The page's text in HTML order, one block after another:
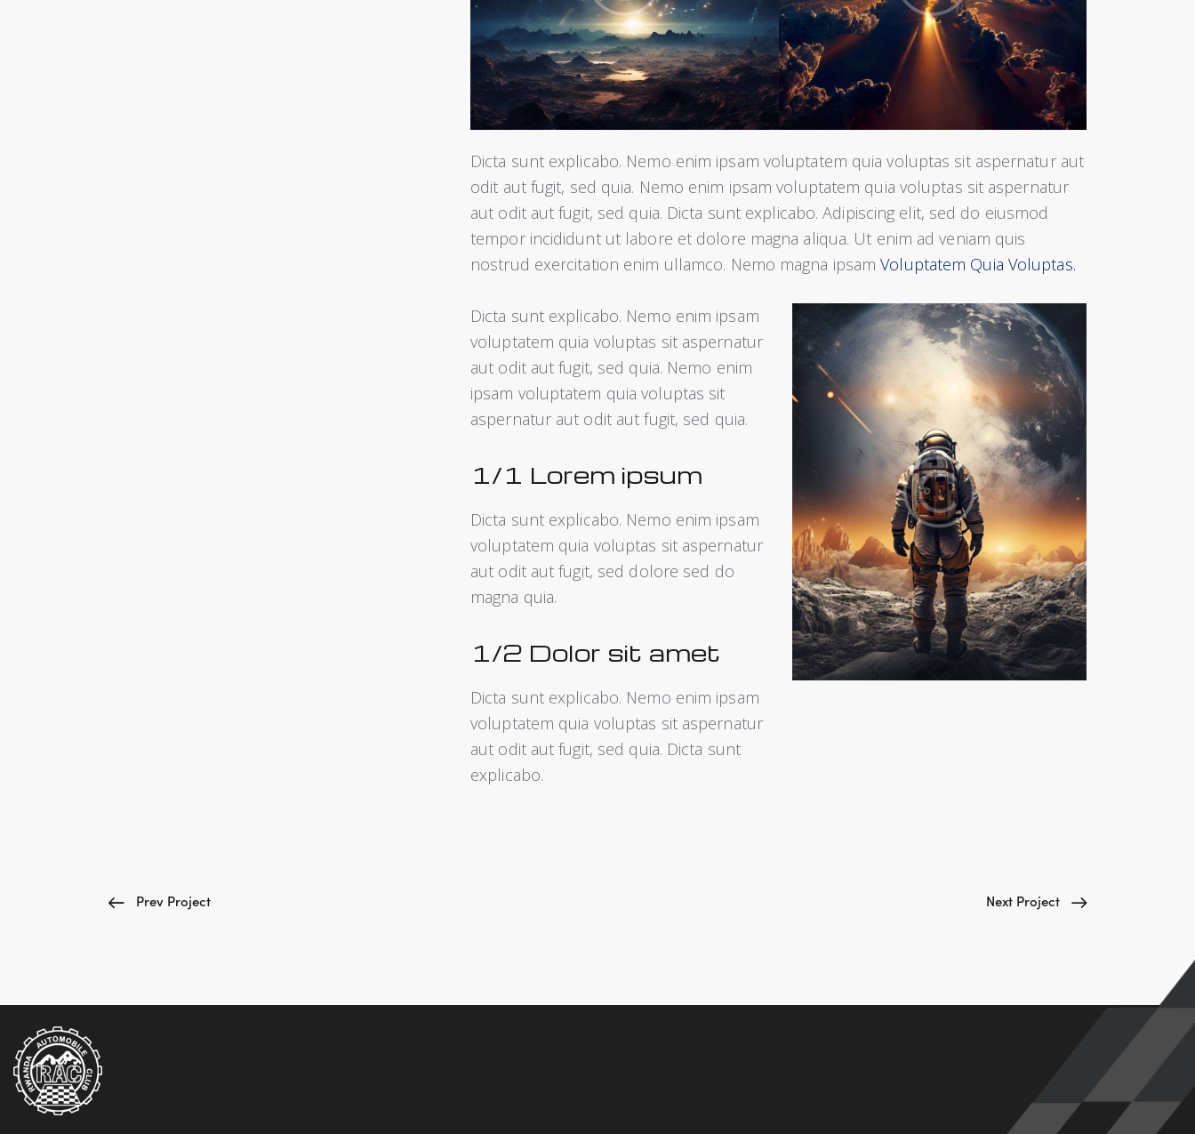
Dicta sunt explicabo. Nemo enim ipsam voluptatem quia voluptas sit aspernatur aut
odit aut fugit, sed quia. Nemo enim ipsam voluptatem quia voluptas sit aspernatur
aut odit aut fugit, sed quia. Dicta sunt explicabo. Adipiscing elit, sed do eiusmod
tempor incididunt ut labore et dolore magna aliqua. Ut enim ad veniam quis
nostrud exercitation enim ullamco. Nemo magna ipsamVoluptatem Quia Voluptas.
Dicta sunt explicabo. Nemo enim ipsam
voluptatem quia voluptas sit aspernatur
aut odit aut fugit, sed quia. Nemo enim
ipsam voluptatem quia voluptas sit
aspernatur aut odit aut fugit, sed quia.
1/1 Lorem ipsum
Dicta sunt explicabo. Nemo enim ipsam
voluptatem quia voluptas sit aspernatur
aut odit aut fugit, sed dolore sed do
magna quia.
1/2 Dolor sit amet
Dicta sunt explicabo. Nemo enim ipsam
voluptatem quia voluptas sit aspernatur
aut odit aut fugit, sed quia. Dicta sunt
explicabo.
Prev Project Next Project